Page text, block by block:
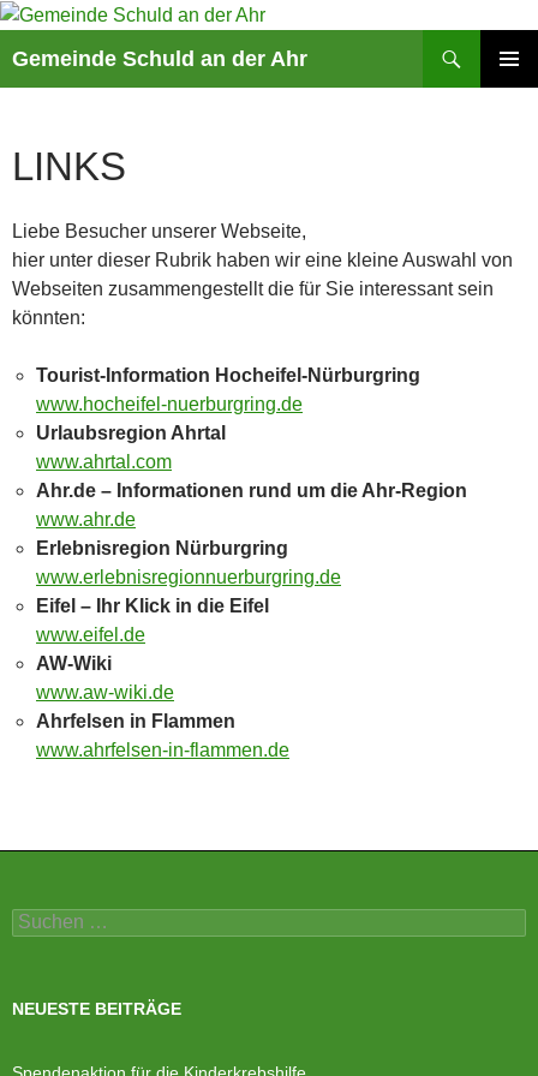
Gemeinde Schuld an der Ahr
LINKS
Liebe Besucher unserer Webseite,
hier unter dieser Rubrik haben wir eine kleine Auswahl von
Webseiten zusammengestellt die für Sie interessant sein
könnten:
Tourist-Information Hocheifel-Nürburgring
www.hocheifel-nuerburgring.de
Urlaubsregion Ahrtal
www.ahrtal.com
Ahr.de – Informationen rund um die Ahr-Region
www.ahr.de
Erlebnisregion Nürburgring
www.erlebnisregionnuerburgring.de
Eifel – Ihr Klick in die Eifel
www.eifel.de
AW-Wiki
www.aw-wiki.de
Ahrfelsen in Flammen
www.ahrfelsen-in-flammen.de
Suchen
nach:
NEUESTE BEITRÄGE
Spendenaktion für die Kinderkrebshilfe